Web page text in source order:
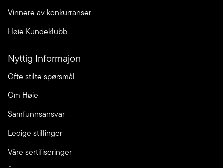
Vinnere av konkurranser
Høie Kundeklubb
Nyttig Informajon
Ofte stilte spørsmål
Om Høie
Samfunnsansvar
Ledige stillinger
Våre sertifiseringer